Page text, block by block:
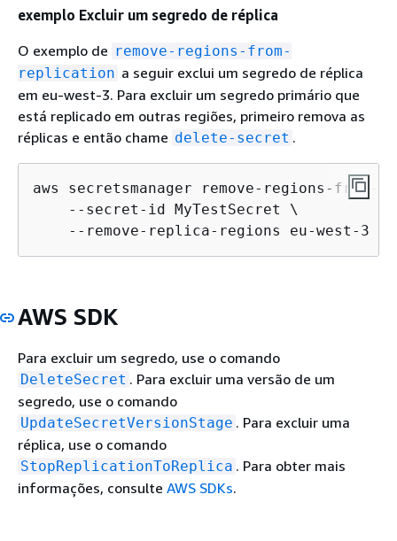
exemplo Excluir um segredo de réplica
O exemplo de remove-regions-from-
replication a seguir exclui um segredo de réplica
em eu-west-3. Para excluir um segredo primário que
está replicado em outras regiões, primeiro remova as
réplicas e então chame delete-secret .
aws secretsmanager remove-regions-
    --secret-id MyTestSecret \
    --remove-replica-regions eu-west-3
AWS SDK
Para excluir um segredo, use o comando
DeleteSecret . Para excluir uma versão de um
segredo, use o comando
UpdateSecretVersionStage . Para excluir uma
réplica, use o comando
StopReplicationToReplica . Para obter mais
informações, consulte AWS SDKs.